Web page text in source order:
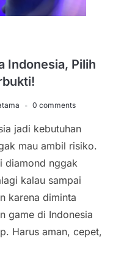
Indonesia, Pilih
0 comments
jadi kebutuhan
mau ambil risiko.
diamond nggak
kalau sampai
karena diminta
game di Indonesia
Harus aman, cepet,